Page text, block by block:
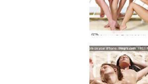
Anna S Brigi Melissa Muriel Suzie bed formations